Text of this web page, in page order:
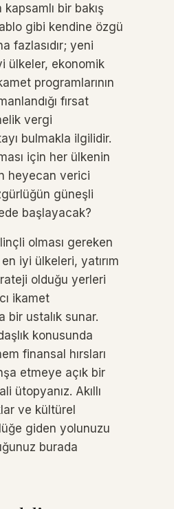
bir bakış
gibi kendine özgü
fazlasıdır; yeni
ülkeler, ekonomik
programlarının
fırsat
vergi
bulmakla ilgilidir.
için her ülkenin
heyecan verici
güneşli
başlayacak?
olması gereken
iyi ülkeleri, yatırım
olduğu yerleri
ikamet
bir ustalık sunar.
konusunda
finansal hırsları
etmeye açık bir
ütopyanız. Akıllı
ve kültürel
giden yolunuzu
burada